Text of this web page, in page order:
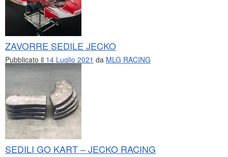
ZAVORRE SEDILE JECKO
Pubblicato il 14 Luglio 2021 da MLG RACING
SEDILI GO KART – JECKO RACING